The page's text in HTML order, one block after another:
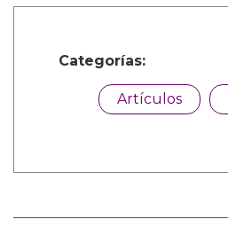
Categorías:
Artículos